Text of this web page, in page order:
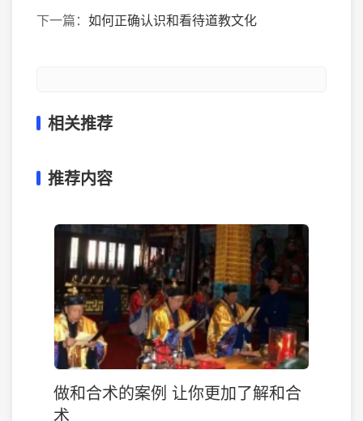
下一篇： 如何正确认识和看待道教文化
相关推荐
推荐内容
做和合术的案例 让你更加了解和合
术